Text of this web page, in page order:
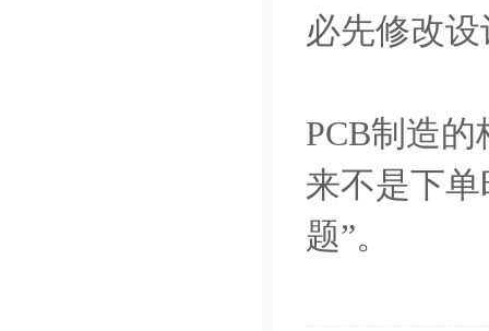
必先修改
PCB制造的
来不是下
题”。